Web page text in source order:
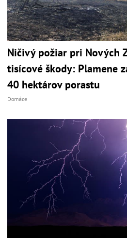
Ničivý požiar pri Nových
tisícové škody: Plamene
40 hektárov porastu
Domáce